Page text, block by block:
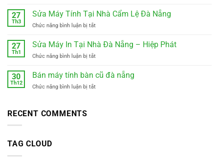
đức
nẵng
Ghép
Nẵng
Kỳ
mới
êm
27
Th3
Sửa Máy Tính Tại Nhà Cẩm Lệ Đà Nẵng
Chức năng bình luận bị tắtở
Máy
Tại
Cẩm
27
Th1
Sửa Máy In Tại Nhà Đà Nẵng – Hiệp Phát
Chức năng bình luận bị tắtở
Máy
Tại
30
Th12
Bán máy tính bàn cũ đà nẵng
Chức năng bình luận bị tắtở
RECENT COMMENTS
TAG CLOUD